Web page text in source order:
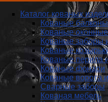
Каталог кованых
Кованые балконы
Кованые
Кованые заборы
Кованые
Кованые перила
Кованые фонари
Кованые ворота
Сварные заборы
Кованая мебель